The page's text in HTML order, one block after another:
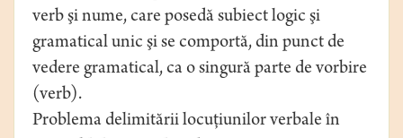
verb şi nume, care posedă subiect logic şi
gramatical unic şi se comportă, din punct de
vedere gramatical, ca o singură parte de vorbire
(verb).
Problema delimitării locuţiunilor verbale în